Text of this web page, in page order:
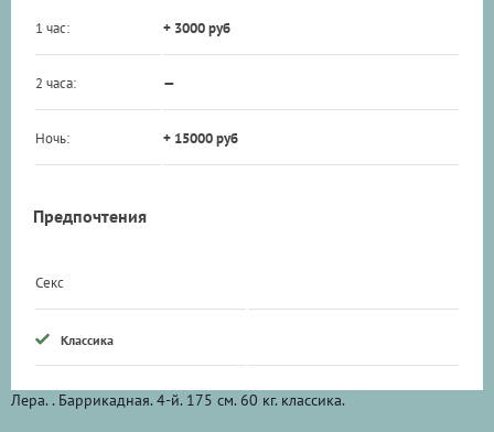
1 час: + 3000 руб
2 часа: —
Ночь: + 15000 руб
Предпочтения
Секс
Классика
Лера. . Баррикадная. 4-й. 175 см. 60 кг. классика.